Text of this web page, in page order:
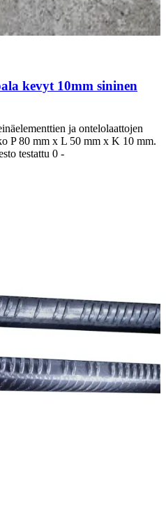
kevyt 10mm sininen
ja ontelolaattojen
P 80 mm x L 50 mm x K 10 mm.
testattu 0 -